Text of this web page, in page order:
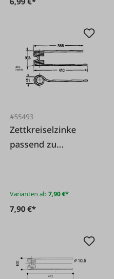
#55493
Zettkreiselzinke
passend zu
Varianten ab7,90 €*
7,90 €*